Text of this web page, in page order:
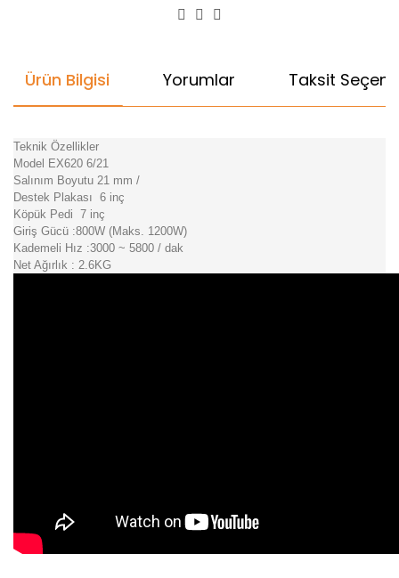
Ürün Bilgisi Yorumlar Taksit
Teknik Özellikler
Model EX620 6/21
Salınım Boyutu 21 mm /
Destek Plakası 6 inç
Köpük Pedi 7 inç
Giriş Gücü :800W (Maks. 1200W)
Kademeli Hız :3000 ~ 5800 / dak
Net Ağırlık : 2.6KG